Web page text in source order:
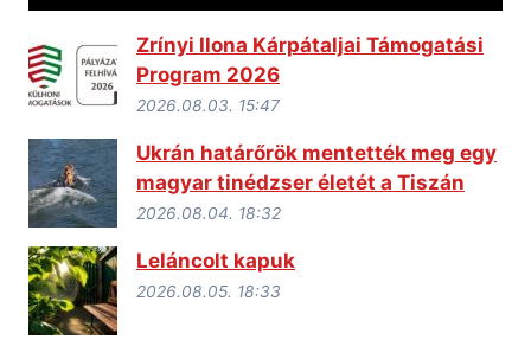
Zrínyi Ilona Kárpátaljai Támogatási
Program 2026
2026.08.03. 15:47
Ukrán határőrök mentették meg egy
magyar tinédzser életét a Tiszán
2026.08.04. 18:32
Leláncolt kapuk
2026.08.05. 18:33